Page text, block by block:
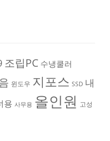
조립PC 수냉쿨러
윈도우 지포스 SSD 내
용 사무용 올인원 고성